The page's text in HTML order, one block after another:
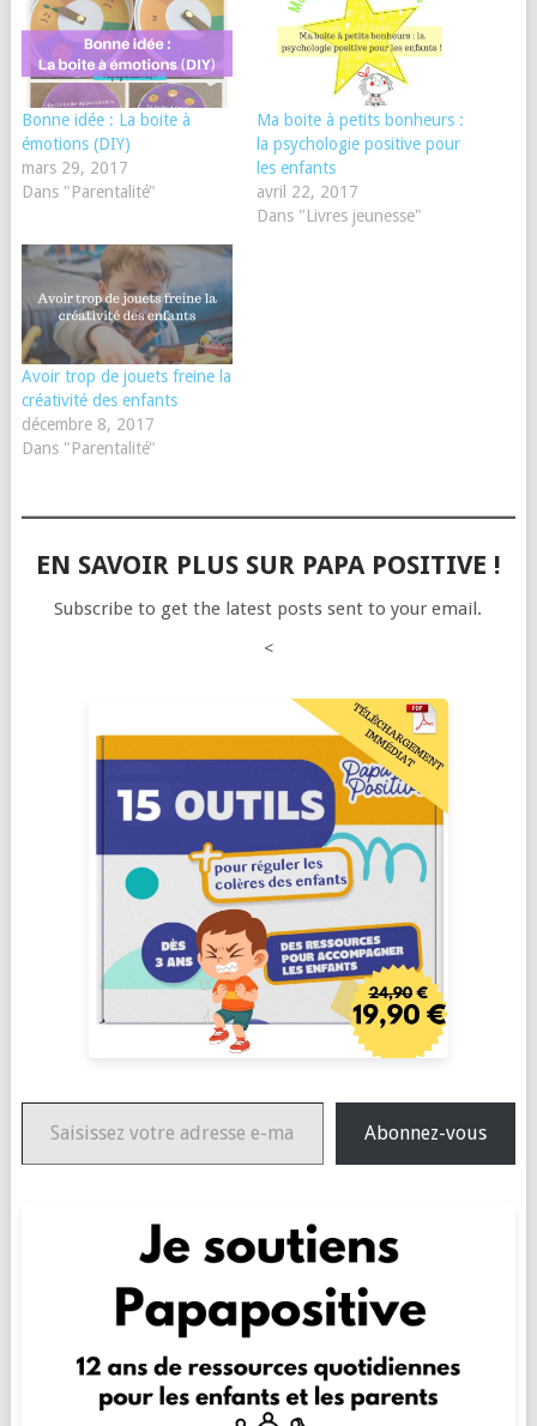
Bonne idée : La boite à
émotions (DIY)
mars 29, 2017
Dans "Parentalité"
Ma boite à petits bonheurs :
la psychologie positive pour
les enfants
avril 22, 2017
Dans "Livres jeunesse"
Avoir trop de jouets freine la
créativité des enfants
décembre 8, 2017
Dans "Parentalité"
EN SAVOIR PLUS SUR PAPA POSITIVE !
Subscribe to get the latest posts sent to your email.
<
Saisissez votre adresse e-mail…
Abonnez-vous